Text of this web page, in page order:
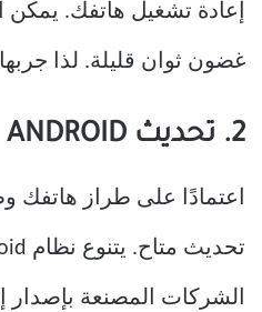
إعادة تشغيل هاتفك. يمكن
غضون ثوان قليلة. لذا
2. تحديث ANDROID
اعتمادًا على طراز هاتفك
الشركات المصنعة بإصدار